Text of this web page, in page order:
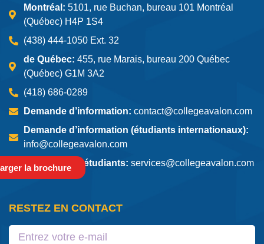
la brochure
Montréal: 5101, rue Buchan, bureau 101 Montréal
(Québec) H4P 1S4
(438) 444-1050 Ext. 32
de Québec: 455, rue Marais, bureau 200 Québec
(Québec) G1M 3A2
(418) 686-0289
Demande d’information: contact@collegeavalon.com
Demande d’information (étudiants internationaux):
info@collegeavalon.com
Services aux étudiants: services@collegeavalon.com
RESTEZ EN CONTACT